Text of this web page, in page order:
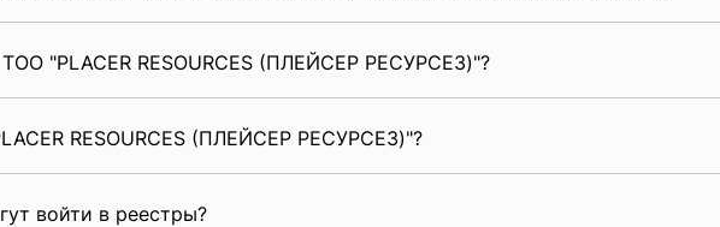
"PLACER RESOURCES (ПЛЕЙСЕР РЕСУРСЕЗ)"?
RESOURCES (ПЛЕЙСЕР РЕСУРСЕЗ)"?
войти в реестры?